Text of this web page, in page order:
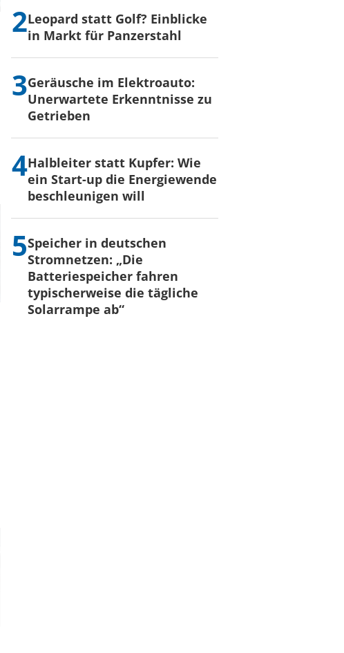
Leopard statt Golf? Einblicke
in Markt für Panzerstahl
Geräusche im Elektroauto:
Unerwartete Erkenntnisse zu
Getrieben
Halbleiter statt Kupfer: Wie
ein Start-up die Energiewende
beschleunigen will
Speicher in deutschen
Stromnetzen: „Die
Batteriespeicher fahren
typischerweise die tägliche
Solarrampe ab“